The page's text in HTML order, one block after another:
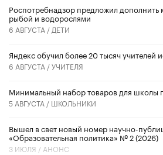
Роспотребнадзор предложил
рыбой и водорослями
6 АВГУСТА / ДЕТИ
​Яндекс обучил более 20 тысяч учителей
6 АВГУСТА /УЧИТЕЛЯ
Минимальный набор товаров для школы
5 АВГУСТА / ШКОЛЬНИКИ
Вышел в свет новый номер научно-
«Образовательная политика» № 2 (2026)
3 ИЮЛЯ / АНОНС